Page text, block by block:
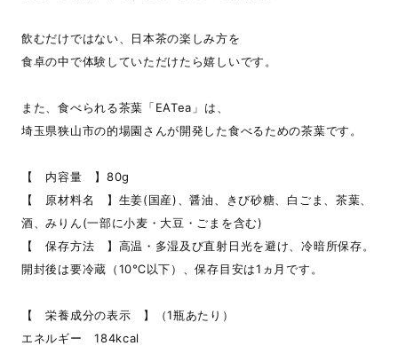
飲むだけではない、日本茶の楽しみ方を
食卓の中で体験していただけたら嬉しいです。
また、食べられる茶葉「EATea」は、
埼玉県狭山市の的場園さんが開発した食べるための茶葉です。
【 内容量 】80g
【 原材料名 】生姜(国産)、醤油、きび砂糖、白ごま、茶葉、
酒、みりん(一部に小麦・大豆・ごまを含む)
【 保存方法 】高温・多湿及び直射日光を避け、冷暗所保存。
開封後は要冷蔵（10℃以下）、保存目安は1ヵ月です。
【 栄養成分の表示 】（1瓶あたり）
エネルギー 184kcal